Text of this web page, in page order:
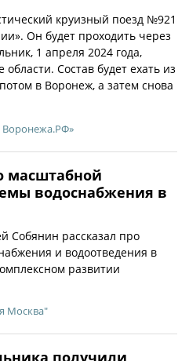
круизный поезд №921
Он будет проходить через
1 апреля 2024 года,
области. Состав будет ехать из
в Воронеж, а затем снова
Воронежа.РФ»
масштабной
водоснабжения в
Собянин рассказал про
и водоотведения в
развитии
Москва"
получили